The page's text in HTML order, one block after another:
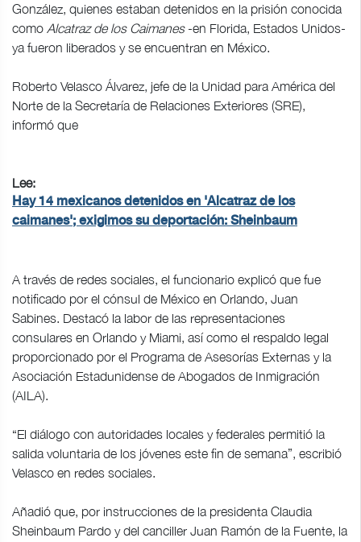
González, quienes estaban detenidos en la prisión conocida
como Alcatraz de los Caimanes-en Florida, Estados Unidos-
ya fueron liberados y se encuentran en México.
Roberto Velasco Álvarez, jefe de la Unidad para América del
Norte de la Secretaría de Relaciones Exteriores (SRE),
informó que
Lee:
Hay 14 mexicanos detenidos en 'Alcatraz de los
caimanes'; exigimos su deportación: Sheinbaum
A través de redes sociales, el funcionario explicó que fue
notificado por el cónsul de México en Orlando, Juan
Sabines. Destacó la labor de las representaciones
consulares en Orlando y Miami, así como el respaldo legal
proporcionado por el Programa de Asesorías Externas y la
Asociación Estadunidense de Abogados de Inmigración
(AILA).
“El diálogo con autoridades locales y federales permitió la
salida voluntaria de los jóvenes este fin de semana”, escribió
Velasco en redes sociales.
Añadió que, por instrucciones de la presidenta Claudia
Sheinbaum Pardo y del canciller Juan Ramón de la Fuente, la